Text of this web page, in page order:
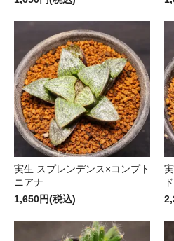
実生 スプレンデンス×コンプト
ニアナ
1,650円(税込)